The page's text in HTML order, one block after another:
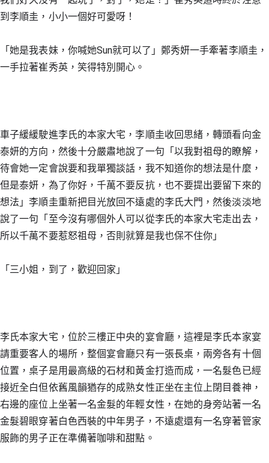
到李順圭，小小一個好可愛呀！
「她是我表妹，你喊她Sun就可以了」鄭秀妍一手牽著李順圭，
一手拉著崔秀英，笑得特別開心。
車子緩緩駛進李氏的本家大宅，李順圭收回思緒，轉頭看向金
泰妍的方向，然後十分嚴肅地說了一句「以我對祖母的瞭解，
待會她一定會說要和我單獨談話，我不知道你的想法是什麼，
但是泰妍，為了你好，千萬不要反抗，也不要提出要留下來的
想法」李順圭重新把目光放回不遠處的李氏大門，然後淡淡地
說了一句「至今沒有哪個外人可以從李氏的本家大宅走出去，
所以千萬不要惹怒祖母，否則就算是我也保不住你」
「三小姐，到了，歡迎回家」
李氏本家大宅，位於三樓正中央的宴會廳，這裡是李氏本家宴
請重要客人的場所，整個宴會廳只有一張長桌，兩旁各有十個
位置，桌子是用最高級的石材和黃金打造而成，一名髮色已經
接近全白但依舊風韻猶存的成熟女性正坐在主位上閉目養神，
右邊的座位上坐著一名金髮的年輕女性，在她的身旁站著一名
金髮碧眼穿著白色西裝的中年男子，不遠處還有一名穿著管家
服飾的男子正在準備著咖啡和甜點。